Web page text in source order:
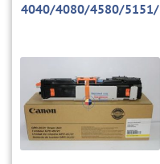
4040/4080/4580/5151/